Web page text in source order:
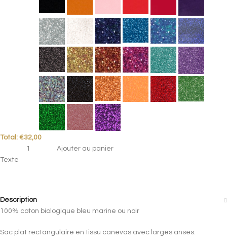
Total: €32,00
Ajouter au panier
Texte
Description
100% coton biologique bleu marine ou noir
Sac plat rectangulaire en tissu canevas avec larges anses.